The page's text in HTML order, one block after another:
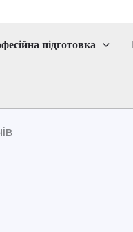
підготовка